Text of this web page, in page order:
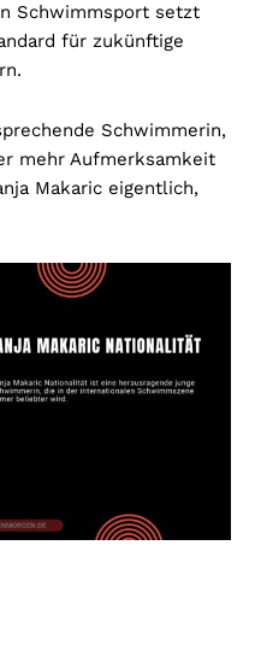
Schwimmsport setzt
für zukünftige
Schwimmerin,
mehr Aufmerksamkeit
Makaric eigentlich,